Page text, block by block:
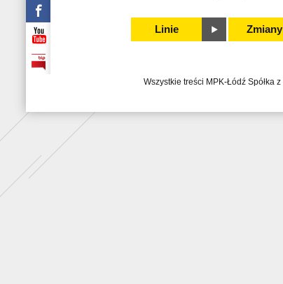
Linie Zmiany
Wszystkie treści MPK-Łódź